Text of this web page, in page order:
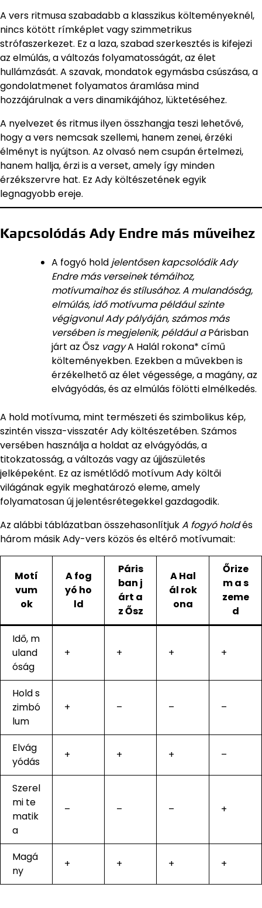
A vers ritmusa szabadabb a klasszikus költeményeknél,
nincs kötött rímképlet vagy szimmetrikus
strófaszerkezet. Ez a laza, szabad szerkesztés is kifejezi
az elmúlás, a változás folyamatosságát, az élet
hullámzását. A szavak, mondatok egymásba csúszása, a
gondolatmenet folyamatos áramlása mind
hozzájárulnak a vers dinamikájához, lüktetéséhez.
A nyelvezet és ritmus ilyen összhangja teszi lehetővé,
hogy a vers nemcsak szellemi, hanem zenei, érzéki
élményt is nyújtson. Az olvasó nem csupán értelmezi,
hanem hallja, érzi is a verset, amely így minden
érzékszervre hat. Ez Ady költészetének egyik
legnagyobb ereje.
Kapcsolódás Ady Endre más műveihez
A fogyó hold jelentősen kapcsolódik Ady
Endre más verseinek témáihoz,
motívumaihoz és stílusához. A mulandóság,
elmúlás, idő motívuma például szinte
végigvonul Ady pályáján, számos más
versében is megjelenik, például aPárisban
járt az Ősz vagyA Halál rokona* című
költeményekben. Ezekben a művekben is
érzékelhető az élet végessége, a magány, az
elvágyódás, és az elmúlás fölötti elmélkedés.
A hold motívuma, mint természeti és szimbolikus kép,
szintén vissza-visszatér Ady költészetében. Számos
versében használja a holdat az elvágyódás, a
titokzatosság, a változás vagy az újjászületés
jelképeként. Ez az ismétlődő motívum Ady költői
világának egyik meghatározó eleme, amely
folyamatosan új jelentésrétegekkel gazdagodik.
Az alábbi táblázatban összehasonlítjukA fogyó holdés
három másik Ady-vers közös és eltérő motívumait:
Motí
vum
ok
A fog
yó ho
ld
Páris
ban j
árt a
z Ősz
A Hal
ál rok
ona
Őrize
m a s
zeme
d
Idő, m
uland
óság
+ + + +
Hold s
zimbó
lum
+ – – –
Elvág
yódás
+ + + –
Szerel
mi te
matik
a
– – – +
Magá
ny
+ + + +